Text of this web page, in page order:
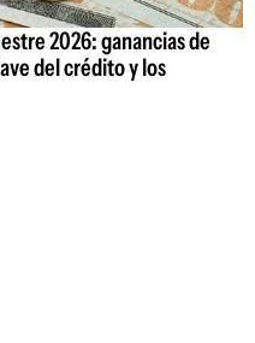
2026: ganancias de
del crédito y los